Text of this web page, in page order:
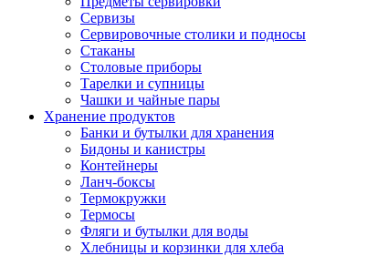
Сервизы
Сервировочные столики и подносы
Стаканы
Столовые приборы
Тарелки и супницы
Чашки и чайные пары
Хранение продуктов
Банки и бутылки для хранения
Бидоны и канистры
Контейнеры
Ланч-боксы
Термокружки
Термосы
Фляги и бутылки для воды
Хлебницы и корзинки для хлеба